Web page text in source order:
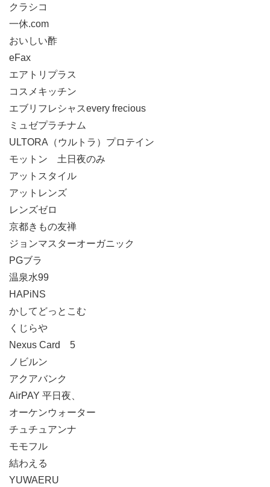
クラシコ
一休.com
おいしい酢
eFax
エアトリプラス
コスメキッチン
エブリフレシャスevery frecious
ミュゼプラチナム
ULTORA（ウルトラ）プロテイン
モットン 土日夜のみ
アットスタイル
アットレンズ
レンズゼロ
京都きもの友禅
ジョンマスターオーガニック
PGブラ
温泉水99
HAPiNS
かしてどっとこむ
くじらや
Nexus Card 5
ノビルン
アクアバンク
AirPAY 平日夜、
オーケンウォーター
チュチュアンナ
モモフル
結わえる
YUWAERU